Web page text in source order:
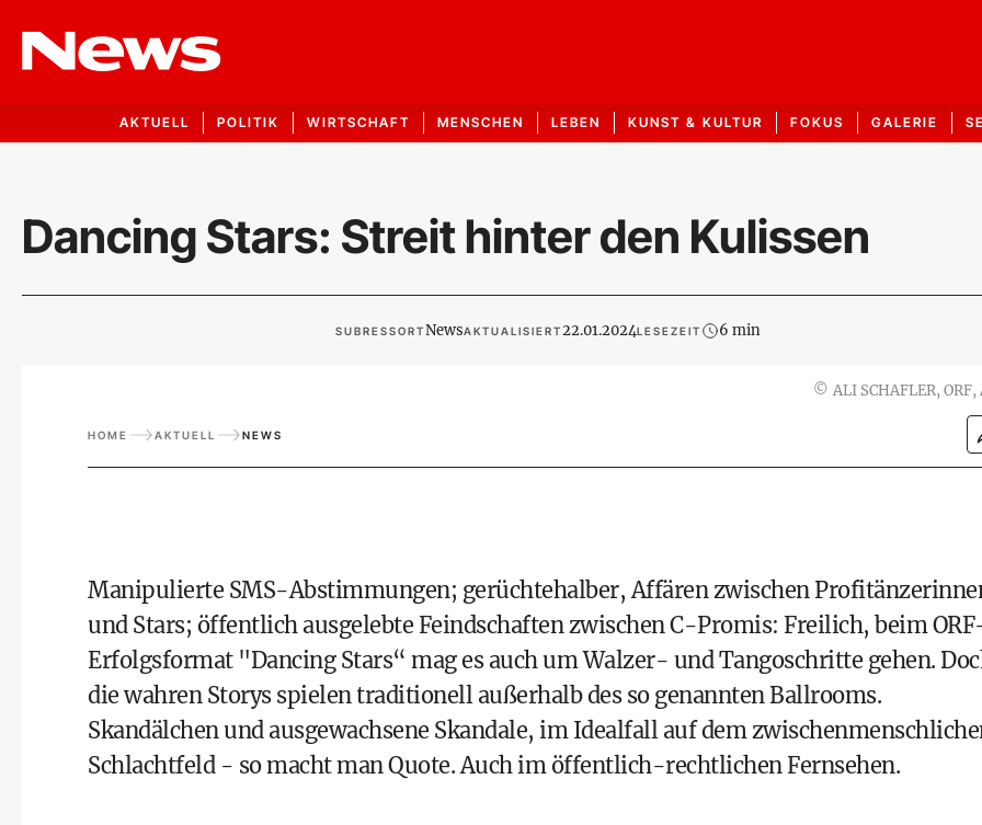
AKTUELL POLITIK WIRTSCHAFT MENSCHEN LEBEN KUNST & KULTUR FOKUS GALERIE
Dancing Stars: Streit hinter den Kulissen
SUBRESSORTNewsAKTUALISIERT22.01.2024LESEZEIT 6 min
© ALI SCHAFLER, ORF,
HOME AKTUELL NEWS
Manipulierte SMS-Abstimmungen; gerüchtehalber, Affären zwischen
und Stars; öffentlich ausgelebte Feindschaften zwischen C-Promis: Freilich, beim
Erfolgsformat "Dancing Stars“ mag es auch um Walzer- und Tangoschritte gehen.
die wahren Storys spielen traditionell außerhalb des so genannten Ballrooms.
Skandälchen und ausgewachsene Skandale, im Idealfall auf dem
Schlachtfeld - so macht man Quote. Auch im öffentlich-rechtlichen Fernsehen.